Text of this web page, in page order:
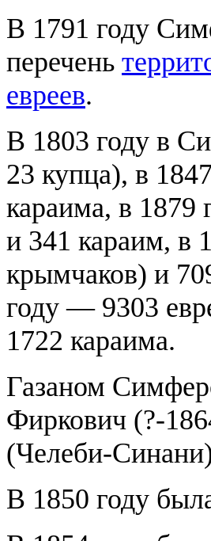
В 1791 году
перечень
евреев.
В 1803 году в
23 купца), в
караима, в
и 341 караим, в
крымчаков) и
году — 9303
1722 караима.
Газаном
Фиркович (?-
(Челеби-
В 1850 году